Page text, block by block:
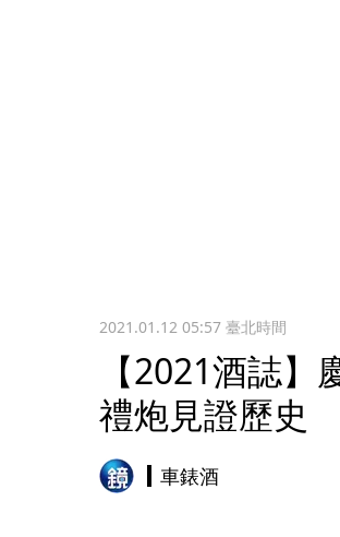
2021.01.12 05:57臺北時間
【2021酒誌
禮炮見證歷史
車錶酒